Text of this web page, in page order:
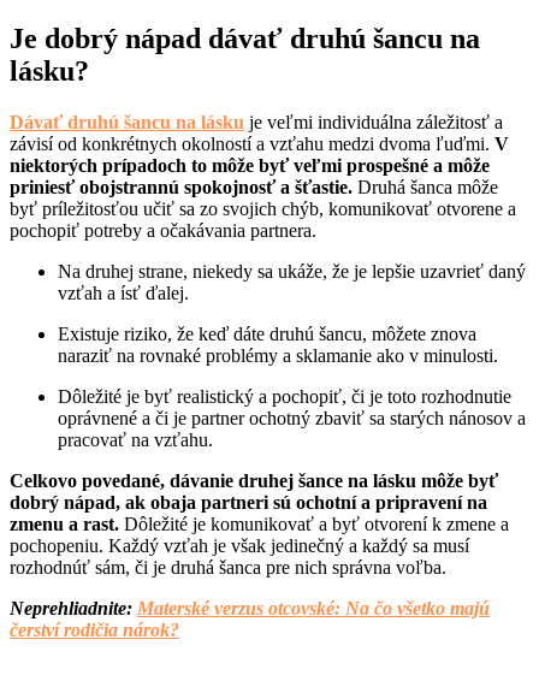
Je dobrý nápad dávať druhú šancu na
lásku?
Dávať druhú šancu na lásku je veľmi individuálna záležitosť a
závisí od konkrétnych okolností a vzťahu medzi dvoma ľuďmi. V
niektorých prípadoch to môže byť veľmi prospešné a môže
priniesť obojstrannú spokojnosť a šťastie. Druhá šanca môže
byť príležitosťou učiť sa zo svojich chýb, komunikovať otvorene a
pochopiť potreby a očakávania partnera.
Na druhej strane, niekedy sa ukáže, že je lepšie uzavrieť daný
vzťah a ísť ďalej.
Existuje riziko, že keď dáte druhú šancu, môžete znova
naraziť na rovnaké problémy a sklamanie ako v minulosti.
Dôležité je byť realistický a pochopiť, či je toto rozhodnutie
oprávnené a či je partner ochotný zbaviť sa starých nánosov a
pracovať na vzťahu.
Celkovo povedané, dávanie druhej šance na lásku môže byť
dobrý nápad, ak obaja partneri sú ochotní a pripravení na
zmenu a rast. Dôležité je komunikovať a byť otvorení k zmene a
pochopeniu. Každý vzťah je však jedinečný a každý sa musí
rozhodnúť sám, či je druhá šanca pre nich správna voľba.
Neprehliadnite: Materské verzus otcovské: Na čo všetko majú
čerství rodičia nárok?